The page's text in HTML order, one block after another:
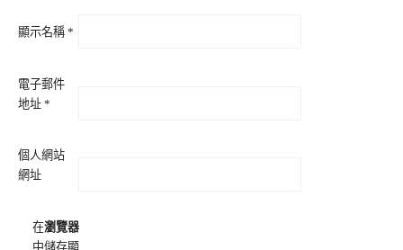
顯示名稱 *
電子郵件
地址 *
個人網站
網址
在瀏覽器
中儲存顯